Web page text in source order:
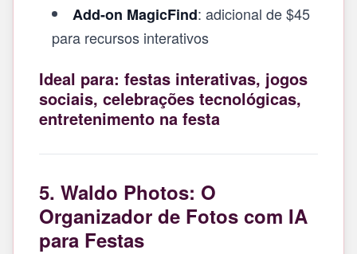
Add-on MagicFind: adicional de $45
para recursos interativos
Ideal para: festas interativas, jogos
sociais, celebrações tecnológicas,
entretenimento na festa
5. Waldo Photos: O
Organizador de Fotos com IA
para Festas